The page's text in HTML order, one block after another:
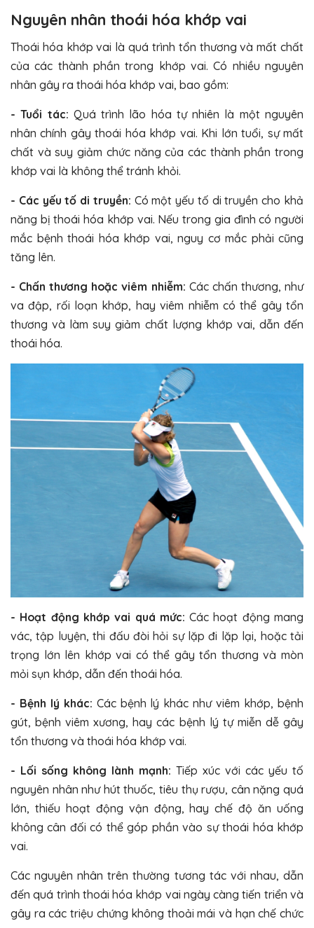
Nguyên nhân thoái hóa khớp vai
Thoái hóa khớp vai là quá trình tổn thương và mất chất
của các thành phần trong khớp vai. Có nhiều nguyên
nhân gây ra thoái hóa khớp vai, bao gồm:
- Tuổi tác: Quá trình lão hóa tự nhiên là một nguyên
nhân chính gây thoái hóa khớp vai. Khi lớn tuổi, sự mất
chất và suy giảm chức năng của các thành phần trong
khớp vai là không thể tránh khỏi.
- Các yếu tố di truyền: Có một yếu tố di truyền cho khả
năng bị thoái hóa khớp vai. Nếu trong gia đình có người
mắc bệnh thoái hóa khớp vai, nguy cơ mắc phải cũng
tăng lên.
- Chấn thương hoặc viêm nhiễm: Các chấn thương, như
va đập, rối loạn khớp, hay viêm nhiễm có thể gây tổn
thương và làm suy giảm chất lượng khớp vai, dẫn đến
thoái hóa.
- Hoạt động khớp vai quá mức:Các hoạt động mang
vác, tập luyện, thi đấu đòi hỏi sự lặp đi lặp lại, hoặc tải
trọng lớn lên khớp vai có thể gây tổn thương và mòn
mỏi sụn khớp, dẫn đến thoái hóa.
- Bệnh lý khác: Các bệnh lý khác như viêm khớp, bệnh
gút, bệnh viêm xương, hay các bệnh lý tự miễn dễ gây
tổn thương và thoái hóa khớp vai.
- Lối sống không lành mạnh: Tiếp xúc với các yếu tố
nguyên nhân như hút thuốc, tiêu thụ rượu, cân nặng quá
lớn, thiếu hoạt động vận động, hay chế độ ăn uống
không cân đối có thể góp phần vào sự thoái hóa khớp
vai.
Các nguyên nhân trên thường tương tác với nhau, dẫn
đến quá trình thoái hóa khớp vai ngày càng tiến triển và
gây ra các triệu chứng không thoải mái và hạn chế chức